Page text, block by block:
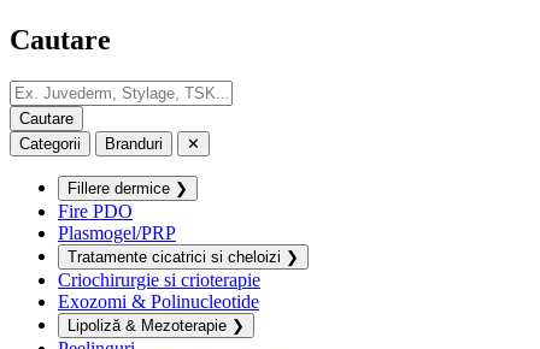
Cautare
Categorii Branduri ✕
Fillere dermice ❯
Fire PDO
Plasmogel/PRP
Tratamente cicatrici si cheloizi ❯
Criochirurgie si crioterapie
Exozomi & Polinucleotide
Lipoliză & Mezoterapie ❯